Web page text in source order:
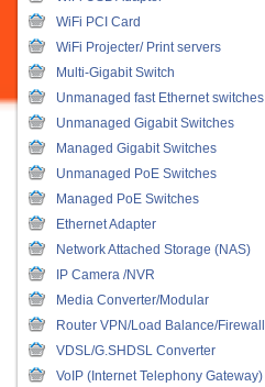
WiFi PCI Card
WiFi Projecter/ Print servers
Multi-Gigabit Switch
Unmanaged fast Ethernet switches
Unmanaged Gigabit Switches
Managed Gigabit Switches
Unmanaged PoE Switches
Managed PoE Switches
Ethernet Adapter
Network Attached Storage (NAS)
IP Camera /NVR
Media Converter/Modular
Router VPN/Load Balance/Firewall
VDSL/G.SHDSL Converter
VoIP (Internet Telephony Gateway)